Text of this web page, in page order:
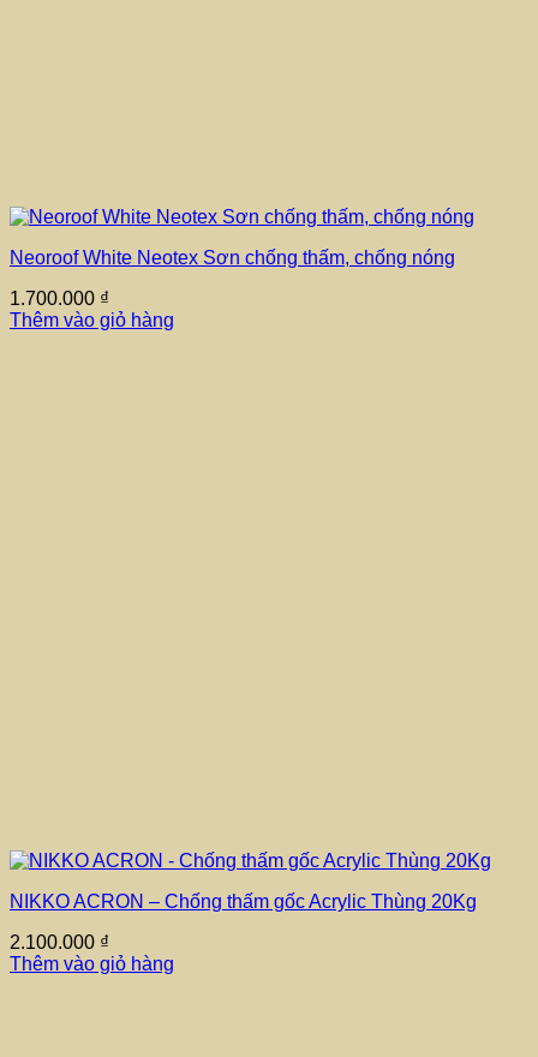
Neoroof White Neotex Sơn chống thấm, chống nóng
1.700.000 ₫
Thêm vào giỏ hàng
NIKKO ACRON – Chống thấm gốc Acrylic Thùng 20Kg
2.100.000 ₫
Thêm vào giỏ hàng